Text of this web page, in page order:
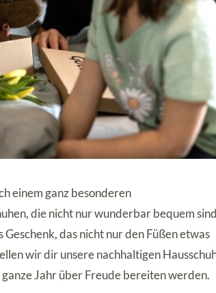
einem ganz besonderen
die nicht nur wunderbar bequem
Geschenk, das nicht nur den Füßen etwas
wir dir unsere nachhaltigen
Jahr über Freude bereiten werden.